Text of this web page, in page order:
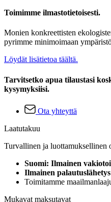
Toimimme ilmastotietoisesti.
Monien konkreettisten
pyrimme minimoimaan
Löydät lisätietoa täältä.
Tarvitsetko apua tilaustasi
kysymyksiisi.
Ota yhteyttä
Laatutakuu
Turvallinen ja luottamuksellinen
Suomi: Ilmainen
Ilmainen palautuslähetys
Toimitamme
Mukavat maksutavat